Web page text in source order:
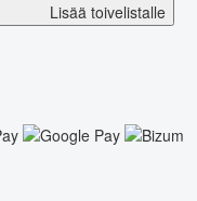
Lisää toivelistalle